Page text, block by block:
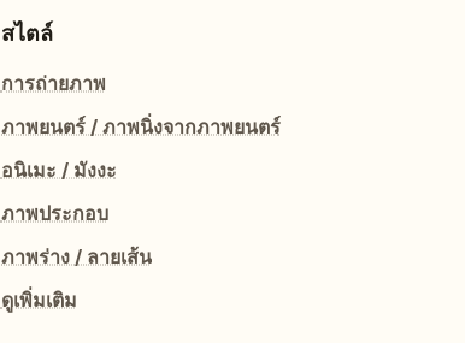
สไตล์
การถ่ายภาพ
ภาพยนตร์ / ภาพนิ่งจากภาพยนตร์
อนิเมะ / มังงะ
ภาพประกอบ
ภาพร่าง / ลายเส้น
ดูเพิ่มเติม